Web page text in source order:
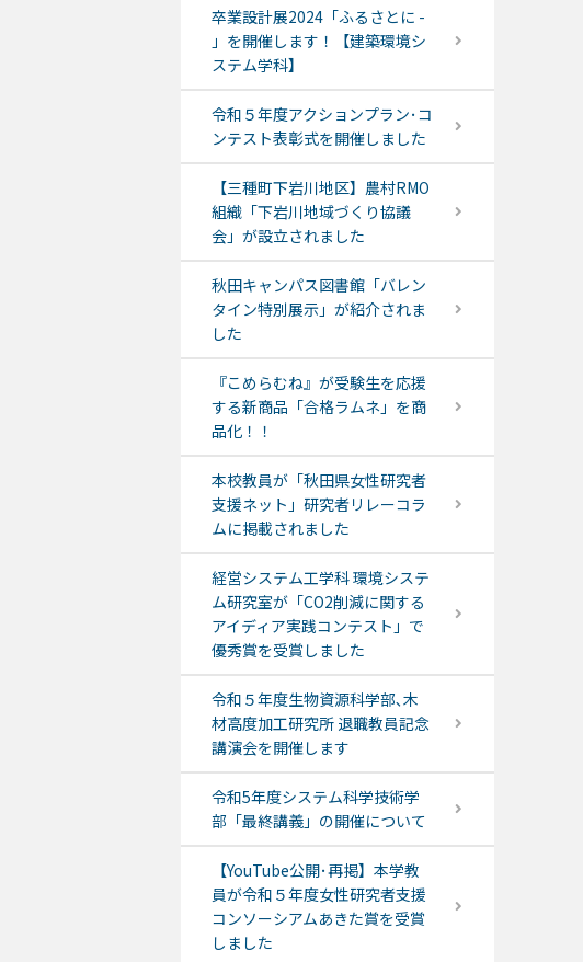
卒業設計展2024「ふるさとに -
」を開催します！【建築環境シ
ステム学科】
令和５年度アクションプラン･コ
ンテスト表彰式を開催しました
【三種町下岩川地区】農村RMO
組織「下岩川地域づくり協議
会」が設立されました
秋田キャンパス図書館「バレン
タイン特別展示」が紹介されま
した
『こめらむね』が受験生を応援
する新商品「合格ラムネ」を商
品化！！
本校教員が「秋田県女性研究者
支援ネット」研究者リレーコラ
ムに掲載されました
経営システム工学科 環境システ
ム研究室が「CO2削減に関する
アイディア実践コンテスト」で
優秀賞を受賞しました
令和５年度生物資源科学部､木
材高度加工研究所 退職教員記念
講演会を開催します
令和5年度システム科学技術学
部「最終講義」の開催について
【YouTube公開･再掲】本学教
員が令和５年度女性研究者支援
コンソーシアムあきた賞を受賞
しました